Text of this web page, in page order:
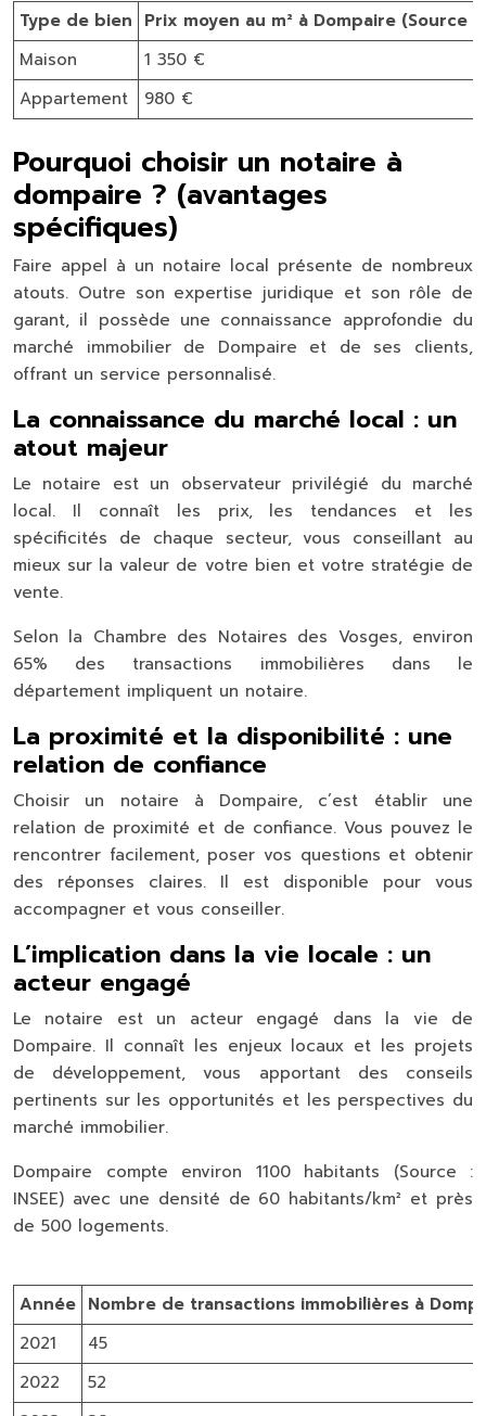
Type de bien Prix moyen au m² à Dompaire (Source
Maison
1 350 €
Appartement
980 €
Pourquoi choisir un notaire à
dompaire ? (avantages
spécifiques)
Faire appel à un notaire local présente de nombreux
atouts. Outre son expertise juridique et son rôle de
garant, il possède une connaissance approfondie du
marché immobilier de Dompaire et de ses clients,
offrant un service personnalisé.
La connaissance du marché local : un
atout majeur
Le notaire est un observateur privilégié du marché
local. Il connaît les prix, les tendances et les
spécificités de chaque secteur, vous conseillant au
mieux sur la valeur de votre bien et votre stratégie de
vente.
Selon la Chambre des Notaires des Vosges, environ
65% des transactions immobilières dans le
département impliquent un notaire.
La proximité et la disponibilité : une
relation de confiance
Choisir un notaire à Dompaire, c’est établir une
relation de proximité et de confiance. Vous pouvez le
rencontrer facilement, poser vos questions et obtenir
des réponses claires. Il est disponible pour vous
accompagner et vous conseiller.
L’implication dans la vie locale : un
acteur engagé
Le notaire est un acteur engagé dans la vie de
Dompaire. Il connaît les enjeux locaux et les projets
de développement, vous apportant des conseils
pertinents sur les opportunités et les perspectives du
marché immobilier.
Dompaire compte environ 1100 habitants (Source :
INSEE) avec une densité de 60 habitants/km² et près
de 500 logements.
Année Nombre de transactions immobilières à
2021
45
2022
52